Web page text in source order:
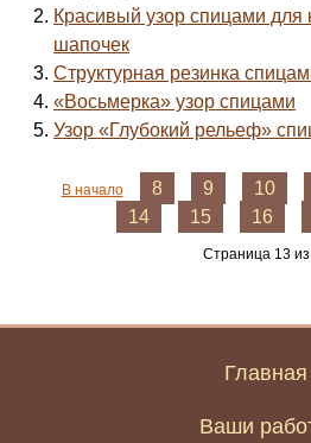
Красивый узор спицами для
шапочек
Структурная резинка
«Восьмерка» узор спицами
Узор «Глубокий рельеф»
В начало 8 9 10
14
15 16
Страница 13
Главная
Ваши